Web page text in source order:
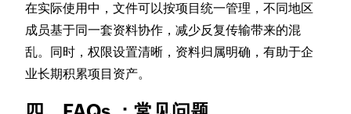
在实际使用中，文件可以按项目统一管理，不同地区
成员基于同一套资料协作，减少反复传输带来的混
乱。同时，权限设置清晰，资料归属明确，有助于企
业长期积累项目资产。